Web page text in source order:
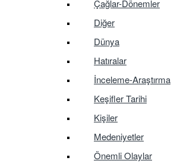
Çağlar-Dönemler
Diğer
Dünya
Hatıralar
İnceleme-Araştırma
Keşifler Tarihi
Kişiler
Medeniyetler
Önemli Olaylar